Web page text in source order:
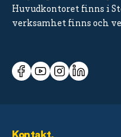
Kontakt.
Huvudkontoret finns i
verksamhet finns och